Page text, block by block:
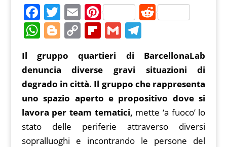
F
a
c
e
b
o
o
k
T
w
itt
er
E
m
ai
l
Pi
nt
er
e
st
R
di
t
W
at
s
A
p
p
Bl
g
g
er
C
p
y
Li
n
k
Fl
ip
b
o
ar
d
G
m
ai
l
T
e
gr
a
m
Il gruppo quartieri di BarcellonaLab
denuncia diverse gravi situazioni di
degrado in città. Il gruppo che rappresenta
uno spazio aperto e propositivo dove si
lavora per team tematici, mette ‘a fuoco’ lo
stato delle periferie attraverso diversi
sopralluoghi e incontrando le persone del